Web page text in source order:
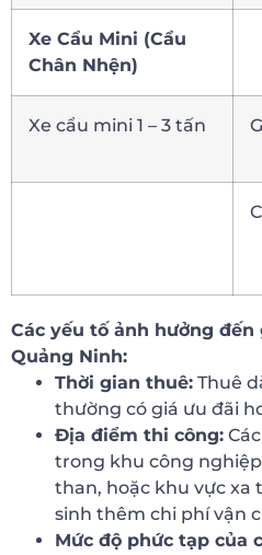
Xe Cẩu Mini (Cẩu
Chân Nhện)
Xe cẩu mini 1 – 3 tấn
Các yếu tố ảnh hưởng
Quảng Ninh:
Thời gian thuê: Thuê
thường có giá ưu đãi
Địa điểm thi công:
trong khu công
than, hoặc khu vực
sinh thêm chi phí vận
Mức độ phức tạp của